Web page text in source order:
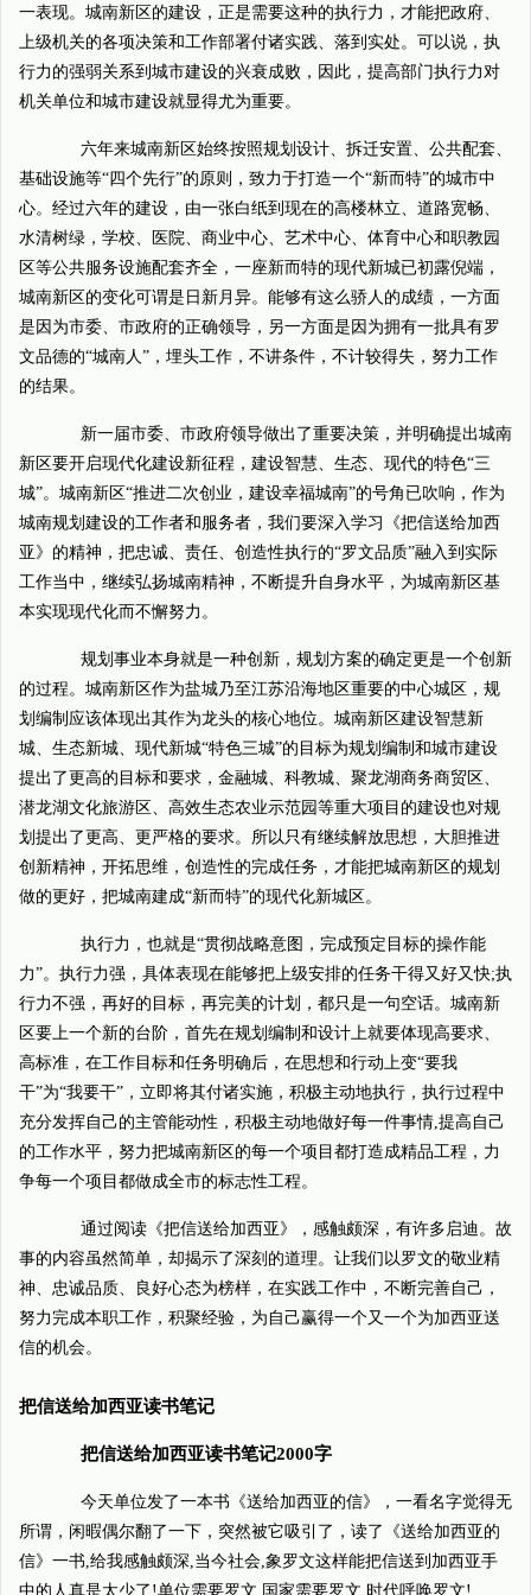
一表现。城南新区的建设，正是需要这种的执行力，才能把政府、
上级机关的各项决策和工作部署付诸实践、落到实处。可以说，执
行力的强弱关系到城市建设的兴衰成败，因此，提高部门执行力对
机关单位和城市建设就显得尤为重要。
六年来城南新区始终按照规划设计、拆迁安置、公共配套、
基础设施等“四个先行”的原则，致力于打造一个“新而特”的城市中
心。经过六年的建设，由一张白纸到现在的高楼林立、道路宽畅、
水清树绿，学校、医院、商业中心、艺术中心、体育中心和职教园
区等公共服务设施配套齐全，一座新而特的现代新城已初露倪端，
城南新区的变化可谓是日新月异。能够有这么骄人的成绩，一方面
是因为市委、市政府的正确领导，另一方面是因为拥有一批具有罗
文品德的“城南人”，埋头工作，不讲条件，不计较得失，努力工作
的结果。
新一届市委、市政府领导做出了重要决策，并明确提出城南
新区要开启现代化建设新征程，建设智慧、生态、现代的特色“三
城”。城南新区“推进二次创业，建设幸福城南”的号角已吹响，作为
城南规划建设的工作者和服务者，我们要深入学习《把信送给加西
亚》的精神，把忠诚、责任、创造性执行的“罗文品质”融入到实际
工作当中，继续弘扬城南精神，不断提升自身水平，为城南新区基
本实现现代化而不懈努力。
规划事业本身就是一种创新，规划方案的确定更是一个创新
的过程。城南新区作为盐城乃至江苏沿海地区重要的中心城区，规
划编制应该体现出其作为龙头的核心地位。城南新区建设智慧新
城、生态新城、现代新城“特色三城”的目标为规划编制和城市建设
提出了更高的目标和要求，金融城、科教城、聚龙湖商务商贸区、
潜龙湖文化旅游区、高效生态农业示范园等重大项目的建设也对规
划提出了更高、更严格的要求。所以只有继续解放思想，大胆推进
创新精神，开拓思维，创造性的完成任务，才能把城南新区的规划
做的更好，把城南建成“新而特”的现代化新城区。
执行力，也就是“贯彻战略意图，完成预定目标的操作能
力”。执行力强，具体表现在能够把上级安排的任务干得又好又快;执
行力不强，再好的目标，再完美的计划，都只是一句空话。城南新
区要上一个新的台阶，首先在规划编制和设计上就要体现高要求、
高标准，在工作目标和任务明确后，在思想和行动上变“要我
干”为“我要干”，立即将其付诸实施，积极主动地执行，执行过程中
充分发挥自己的主管能动性，积极主动地做好每一件事情,提高自己
的工作水平，努力把城南新区的每一个项目都打造成精品工程，力
争每一个项目都做成全市的标志性工程。
通过阅读《把信送给加西亚》，感触颇深，有许多启迪。故
事的内容虽然简单，却揭示了深刻的道理。让我们以罗文的敬业精
神、忠诚品质、良好心态为榜样，在实践工作中，不断完善自己，
努力完成本职工作，积聚经验，为自己赢得一个又一个为加西亚送
信的机会。
把信送给加西亚读书笔记
把信送给加西亚读书笔记2000字
今天单位发了一本书《送给加西亚的信》，一看名字觉得无
所谓，闲暇偶尔翻了一下，突然被它吸引了，读了《送给加西亚的
信》一书,给我感触颇深,当今社会,象罗文这样能把信送到加西亚手
中的人真是太少了!单位需要罗文,国家需要罗文,时代呼唤罗文!